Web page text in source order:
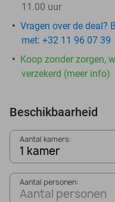
11.00 uur
Vragen over de deal?
met: +32 11 96 07 39
Koop zonder zorgen,
verzekerd (meer info)
Beschikbaarheid
Aantal kamers:
1 kamer
Aantal personen:
Aantal personen